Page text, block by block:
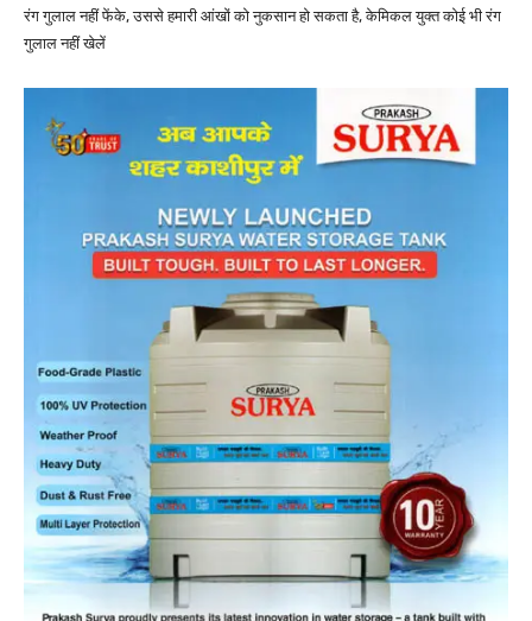
रंग गुलाल नहीं फेंके, उससे हमारी आंखों को नुकसान हो सकता है, केमिकल युक्त कोई भी रंग
गुलाल नहीं खेलें